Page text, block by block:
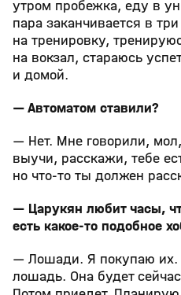
утром пробежка, еду в
пара заканчивается в
на тренировку,
на вокзал, стараюсь
и домой.
— Автоматом ставили?
— Нет. Мне говорили,
выучи, расскажи, тебе
но что‑то ты должен
— Царукян любит часы,
есть какое‑то подобное
— Лошади. Я покупаю их.
лошадь. Она будет